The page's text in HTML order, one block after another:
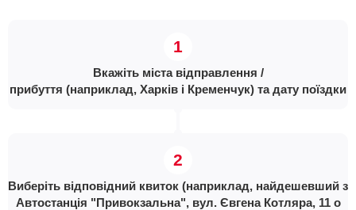
Вкажіть міста відправлення /
прибуття (наприклад, Харків і Кременчук) та дату поїздки
Виберіть відповідний квиток (наприклад, найдешевший з
Автостанція "Привокзальна", вул. Євгена Котляра, 11 о